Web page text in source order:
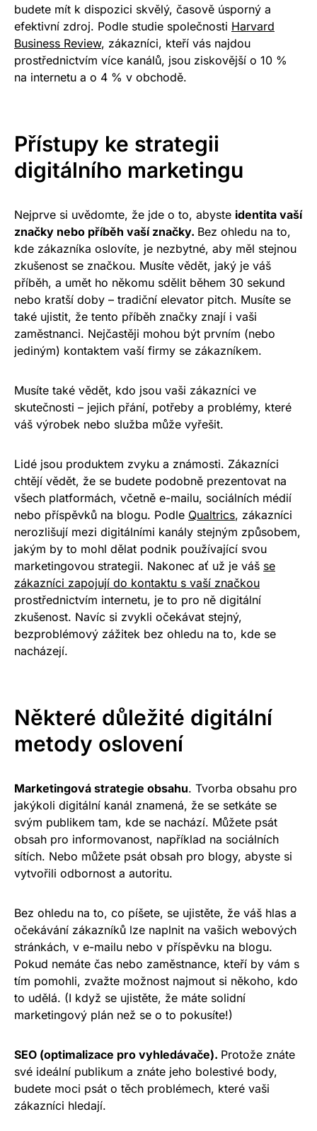
budete mít k dispozici skvělý, časově úsporný a
efektivní zdroj. Podle studie společnosti Harvard
Business Review, zákazníci, kteří vás najdou
prostřednictvím více kanálů, jsou ziskovější o 10 %
na internetu a o 4 % v obchodě.
Přístupy ke strategii
digitálního marketingu
Nejprve si uvědomte, že jde o to, abyste identita vaší
značky nebo příběh vaší značky. Bez ohledu na to,
kde zákazníka oslovíte, je nezbytné, aby měl stejnou
zkušenost se značkou. Musíte vědět, jaký je váš
příběh, a umět ho někomu sdělit během 30 sekund
nebo kratší doby – tradiční elevator pitch. Musíte se
také ujistit, že tento příběh značky znají i vaši
zaměstnanci. Nejčastěji mohou být prvním (nebo
jediným) kontaktem vaší firmy se zákazníkem.
Musíte také vědět, kdo jsou vaši zákazníci ve
skutečnosti – jejich přání, potřeby a problémy, které
váš výrobek nebo služba může vyřešit.
Lidé jsou produktem zvyku a známosti. Zákazníci
chtějí vědět, že se budete podobně prezentovat na
všech platformách, včetně e-mailu, sociálních médií
nebo příspěvků na blogu. Podle Qualtrics, zákazníci
nerozlišují mezi digitálními kanály stejným způsobem,
jakým by to mohl dělat podnik používající svou
marketingovou strategii. Nakonec ať už je váš se
zákazníci zapojují do kontaktu s vaší značkou
prostřednictvím internetu, je to pro ně digitální
zkušenost. Navíc si zvykli očekávat stejný,
bezproblémový zážitek bez ohledu na to, kde se
nacházejí.
Některé důležité digitální
metody oslovení
Marketingová strategie obsahu. Tvorba obsahu pro
jakýkoli digitální kanál znamená, že se setkáte se
svým publikem tam, kde se nachází. Můžete psát
obsah pro informovanost, například na sociálních
sítích. Nebo můžete psát obsah pro blogy, abyste si
vytvořili odbornost a autoritu.
Bez ohledu na to, co píšete, se ujistěte, že váš hlas a
očekávání zákazníků lze naplnit na vašich webových
stránkách, v e-mailu nebo v příspěvku na blogu.
Pokud nemáte čas nebo zaměstnance, kteří by vám s
tím pomohli, zvažte možnost najmout si někoho, kdo
to udělá. (I když se ujistěte, že máte solidní
marketingový plán než se o to pokusíte!)
SEO (optimalizace pro vyhledávače). Protože znáte
své ideální publikum a znáte jeho bolestivé body,
budete moci psát o těch problémech, které vaši
zákazníci hledají.